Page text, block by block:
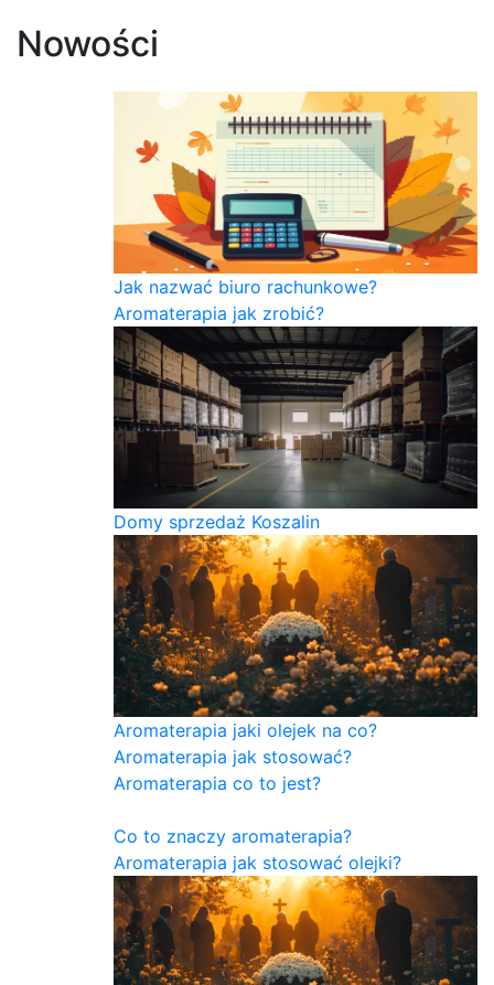
Nowości
Jak nazwać biuro rachunkowe?
Aromaterapia jak zrobić?
Domy sprzedaż Koszalin
Aromaterapia jaki olejek na co?
Aromaterapia jak stosować?
Aromaterapia co to jest?
Co to znaczy aromaterapia?
Aromaterapia jak stosować olejki?